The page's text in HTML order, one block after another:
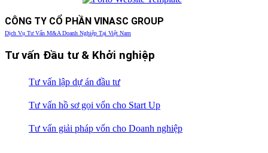
CÔNG TY CỔ PHẦN VINASC GROUP
Dịch Vụ Tư Vấn M&A Doanh Nghiệp Tại Việt Nam
Tư vấn Đầu tư & Khởi nghiệp
Tư vấn lập dự án đầu tư
Tư vấn hồ sơ gọi vốn cho Start Up
Tư vấn giải pháp vốn cho Doanh nghiệp